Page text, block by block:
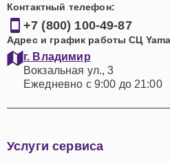
Контактный телефон:
+7 (800) 100-49-87
Адрес и график работы СЦ
г. Владимир
Вокзальная ул., 3
Ежедневно с 9:00 до 21:00
Услуги сервиса